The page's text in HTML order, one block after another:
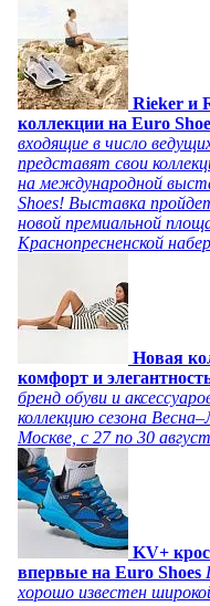
Rieker и
коллекции на Euro
входящие в число
представят свои
на международной
Shoes! Выставка
новой премиальной
Краснопресненской
Новая
комфорт и
бренд обуви и
коллекцию сезона
Москве, с 27 по 30
KV+
впервые на Euro Shoes
хорошо известен